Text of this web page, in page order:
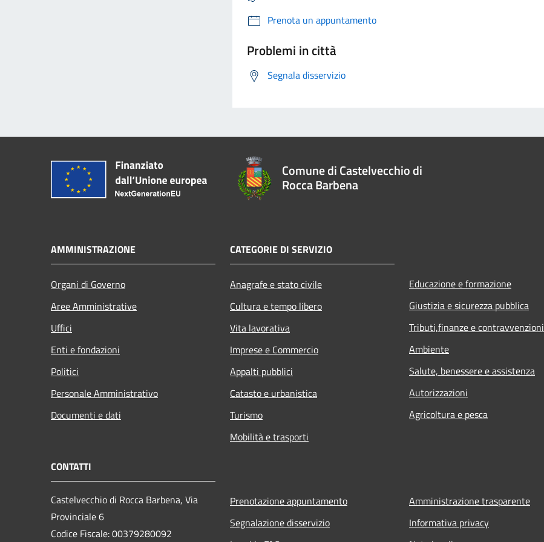
Prenota un appuntamento
Problemi in città
Segnala disservizio
Comune di Castelvecchio di
Rocca Barbena
AMMINISTRAZIONE
Organi di Governo
Aree Amministrative
Uffici
Enti e fondazioni
Politici
Personale Amministrativo
Documenti e dati
CATEGORIE DI SERVIZIO
Anagrafe e stato civile
Cultura e tempo libero
Vita lavorativa
Imprese e Commercio
Appalti pubblici
Catasto e urbanistica
Turismo
Mobilità e trasporti
Educazione e formazione
Giustizia e sicurezza pubblica
Tributi,finanze e contravvenzioni
Ambiente
Salute, benessere e assistenza
Autorizzazioni
Agricoltura e pesca
CONTATTI
Castelvecchio di Rocca Barbena, Via
Provinciale 6
Codice Fiscale: 00379280092
Prenotazione appuntamento
Segnalazione disservizio
Amministrazione trasparente
Informativa privacy